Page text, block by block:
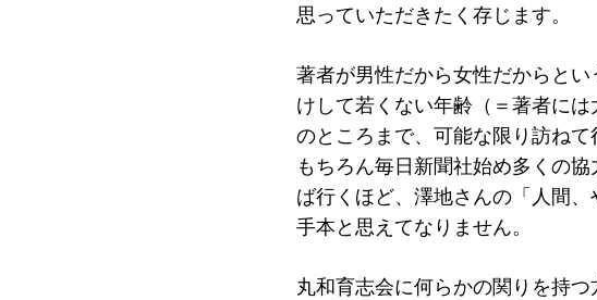
思っていただきたく存じます。
著者が男性だから女性だからと
けして若くない年齢（＝著者に
のところまで、可能な限り訪ね
もちろん毎日新聞社始め多くの
ば行くほど、澤地さんの「人間
手本と思えてなりません。
丸和育志会に何らかの関りを持